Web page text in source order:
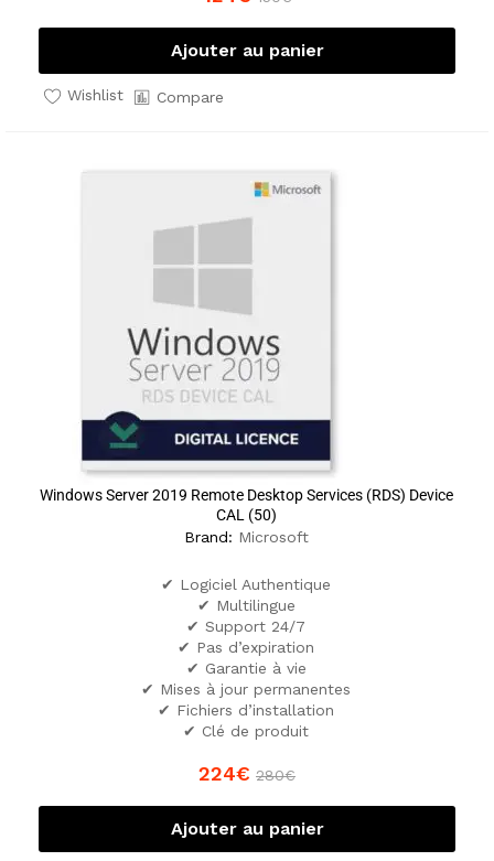
Ajouter au panier
Wishlist Compare
Windows Server 2019 Remote Desktop Services (RDS) Device
CAL (50)
Brand: Microsoft
✔ Logiciel Authentique
✔ Multilingue
✔ Support 24/7
✔ Pas d’expiration
✔ Garantie à vie
✔ Mises à jour permanentes
✔ Fichiers d’installation
✔ Clé de produit
224€ 280€
Ajouter au panier